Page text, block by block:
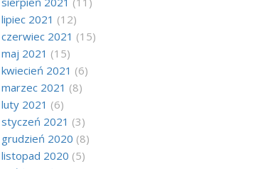
lipiec 2021 (12)
czerwiec 2021 (15)
maj 2021 (15)
kwiecień 2021 (6)
marzec 2021 (8)
luty 2021 (6)
styczeń 2021 (3)
grudzień 2020 (8)
listopad 2020 (5)